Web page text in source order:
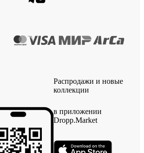
Распродажи и новые
коллекции
в приложении
Dropp.Market